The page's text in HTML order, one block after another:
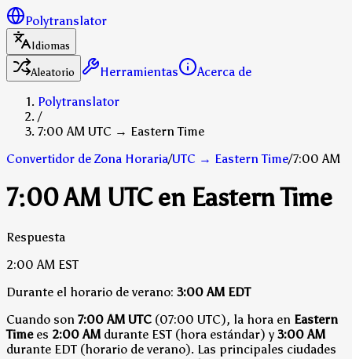
Polytranslator
Idiomas
Aleatorio
Herramientas
Acerca de
Polytranslator
/
7:00 AM UTC → Eastern Time
Convertidor de Zona Horaria/UTC → Eastern Time/7:00 AM
7:00 AM UTC en Eastern Time
Respuesta
2:00 AM EST
Durante el horario de verano: 3:00 AM EDT
Cuando son 7:00 AM UTC (07:00 UTC), la hora en Eastern
Timees 2:00 AM durante EST (hora estándar) y 3:00 AM
durante EDT (horario de verano). Las principales ciudades